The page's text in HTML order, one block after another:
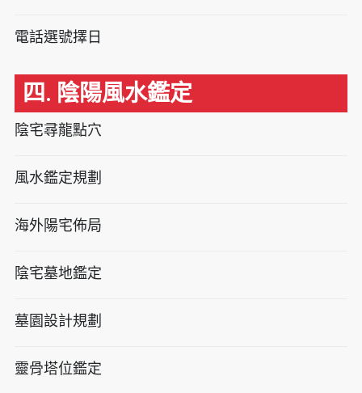
電話選號擇日
四. 陰陽風水鑑定
陰宅尋龍點穴
風水鑑定規劃
海外陽宅佈局
陰宅墓地鑑定
墓園設計規劃
靈骨塔位鑑定